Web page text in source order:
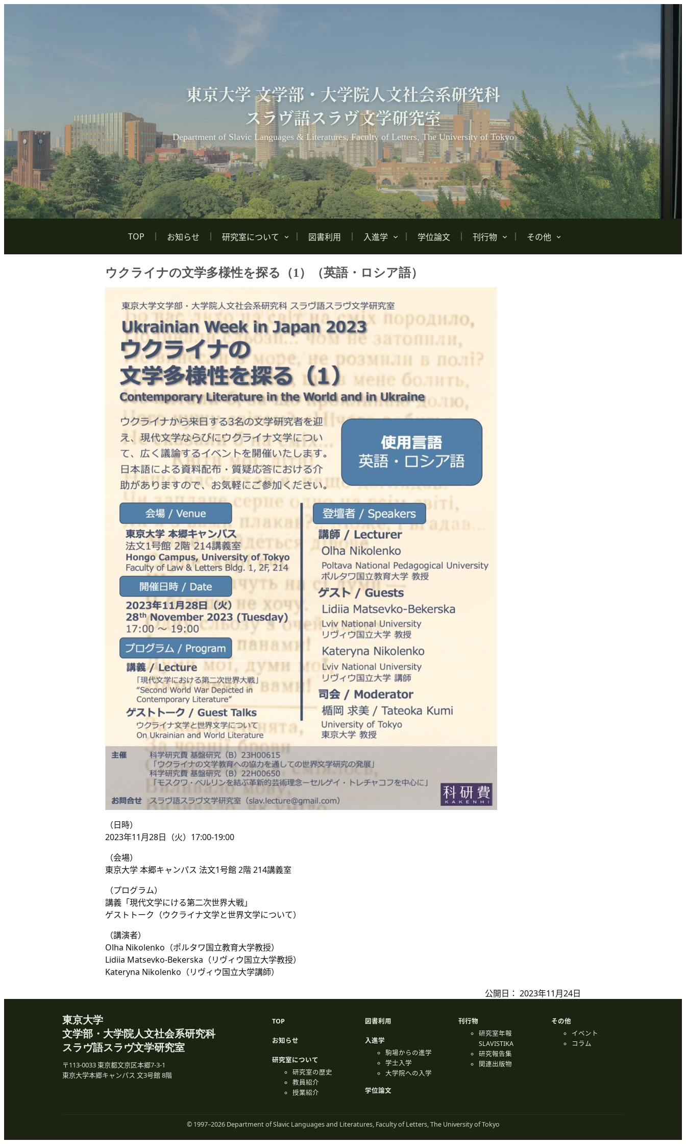
東京大学 文学部・大学院人文社会系研究科
スラヴ語スラヴ文学研究室
Department of Slavic Languages & Literatures, Faculty of Letters, The University of Tokyo
TOP お知らせ 研究室について 図書利用 入進学 学位論文 刊行物 その他
ウクライナの文学多様性を探る（1）（英語・ロシア語）
（日時）
2023年11月28日（火）17:00-19:00
（会場）
東京大学 本郷キャンパス 法文1号館 2階 214講義室
（プログラム）
講義「現代文学にける第二次世界大戦」
ゲストトーク（ウクライナ文学と世界文学について）
（講演者）
Olha Nikolenko（ポルタワ国立教育大学教授）
Lidiia Matsevko-Bekerska（リヴィウ国立大学教授）
Kateryna Nikolenko（リヴィウ国立大学講師）
公開日： 2023年11月24日
東京大学
文学部・大学院人文社会系研究科
スラヴ語スラヴ文学研究室
〒113-0033 東京都文京区本郷7-3-1
東京大学本郷キャンパス 文3号館 8階
TOP
お知らせ
研究室について
研究室の歴史
教員紹介
授業紹介
図書利用
入進学
駒場からの進学
学士入学
大学院への入学
学位論文
刊行物
研究室年報
SLAVISTIKA
研究報告集
関連出版物
その他
イベント
コラム
© 1997–2026Department of Slavic Languages and Literatures, Faculty of Letters, The University of Tokyo